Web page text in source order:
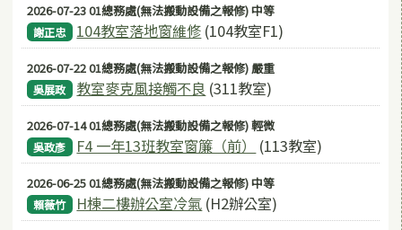
2026-07-23 01總務處(無法搬動設備之報修) 中等
謝正忠 104教室落地窗維修 (104教室F1)
2026-07-22 01總務處(無法搬動設備之報修) 嚴重
吳展政 教室麥克風接觸不良 (311教室)
2026-07-14 01總務處(無法搬動設備之報修) 輕微
吳政彥 F4 一年13班教室窗簾（前） (113教室)
2026-06-25 01總務處(無法搬動設備之報修) 中等
賴薇竹 H棟二樓辦公室冷氣 (H2辦公室)